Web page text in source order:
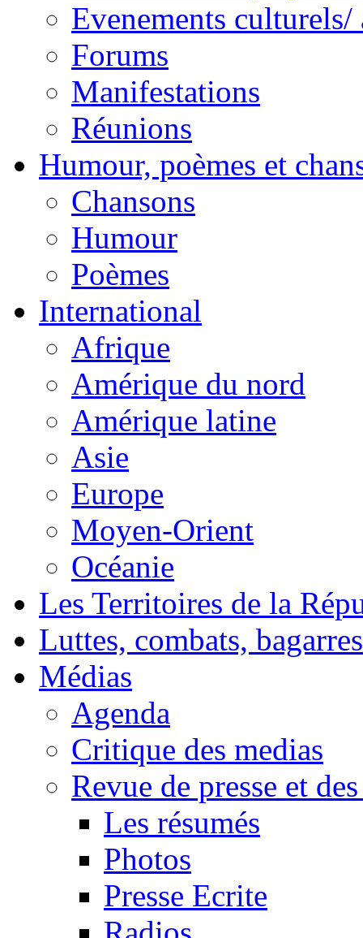
Evenements culturels/
Forums
Manifestations
Réunions
Humour, poèmes et
Chansons
Humour
Poèmes
International
Afrique
Amérique du nord
Amérique latine
Asie
Europe
Moyen-Orient
Océanie
Les Territoires de la
Luttes, combats, bagarres
Médias
Agenda
Critique des medias
Revue de presse et
Les résumés
Photos
Presse Ecrite